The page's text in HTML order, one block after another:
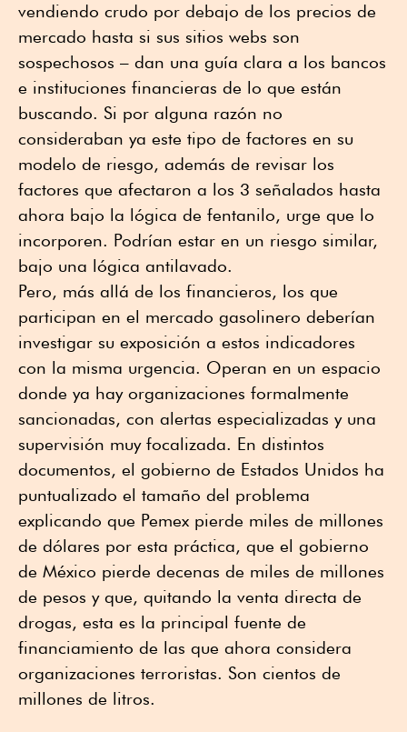
vendiendo crudo por debajo de los precios de
mercado hasta si sus sitios webs son
sospechosos – dan una guía clara a los bancos
e instituciones financieras de lo que están
buscando. Si por alguna razón no
consideraban ya este tipo de factores en su
modelo de riesgo, además de revisar los
factores que afectaron a los 3 señalados hasta
ahora bajo la lógica de fentanilo, urge que lo
incorporen. Podrían estar en un riesgo similar,
bajo una lógica antilavado.
Pero, más allá de los financieros, los que
participan en el mercado gasolinero deberían
investigar su exposición a estos indicadores
con la misma urgencia. Operan en un espacio
donde ya hay organizaciones formalmente
sancionadas, con alertas especializadas y una
supervisión muy focalizada. En distintos
documentos, el gobierno de Estados Unidos ha
puntualizado el tamaño del problema
explicando que Pemex pierde miles de millones
de dólares por esta práctica, que el gobierno
de México pierde decenas de miles de millones
de pesos y que, quitando la venta directa de
drogas, esta es la principal fuente de
financiamiento de las que ahora considera
organizaciones terroristas. Son cientos de
millones de litros.